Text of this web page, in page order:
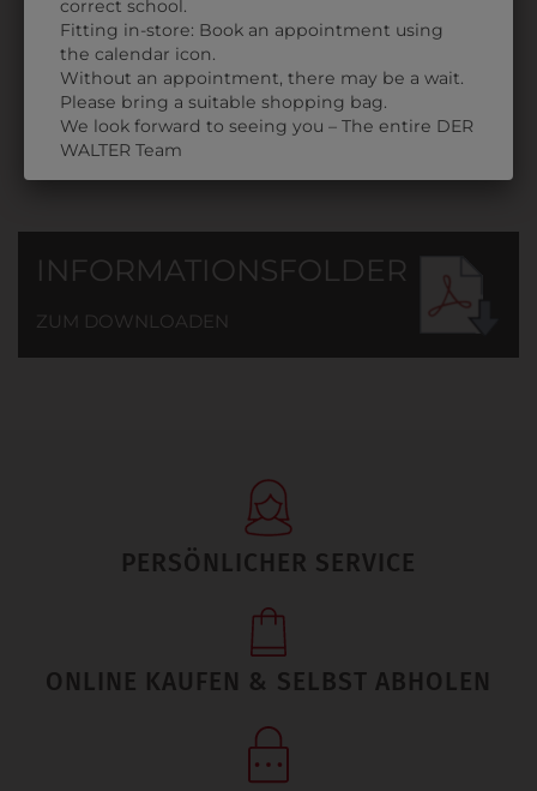
€ 34,90
INFORMATIONSFOLDER
ZUM DOWNLOADEN
PERSÖNLICHER SERVICE
ONLINE KAUFEN & SELBST ABHOLEN
correct school.
Fitting in-store: Book an appointment using
the calendar icon.
Without an appointment, there may be a wait.
Please bring a suitable shopping bag.
We look forward to seeing you – The entire DER
WALTER Team